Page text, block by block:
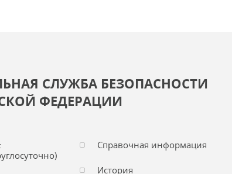
СЛУЖБА БЕЗОПАСНОСТИ
ФЕДЕРАЦИИ
Справочная информация
История